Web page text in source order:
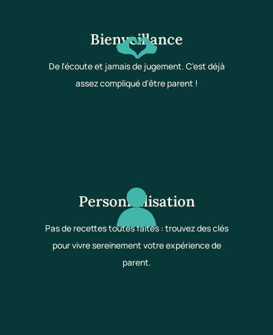
Bienveillance
De l'écoute et jamais de jugement. C'est déjà
assez compliqué d'être parent !
Personnalisation
Pas de recettes toutes faites : trouvez des clés
pour vivre sereinement votre expérience de
parent.